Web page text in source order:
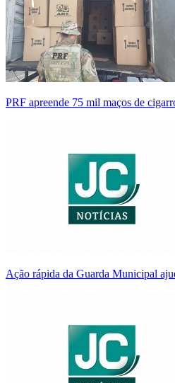
PRF apreende 75 mil maços de
Ação rápida da Guarda Municipal